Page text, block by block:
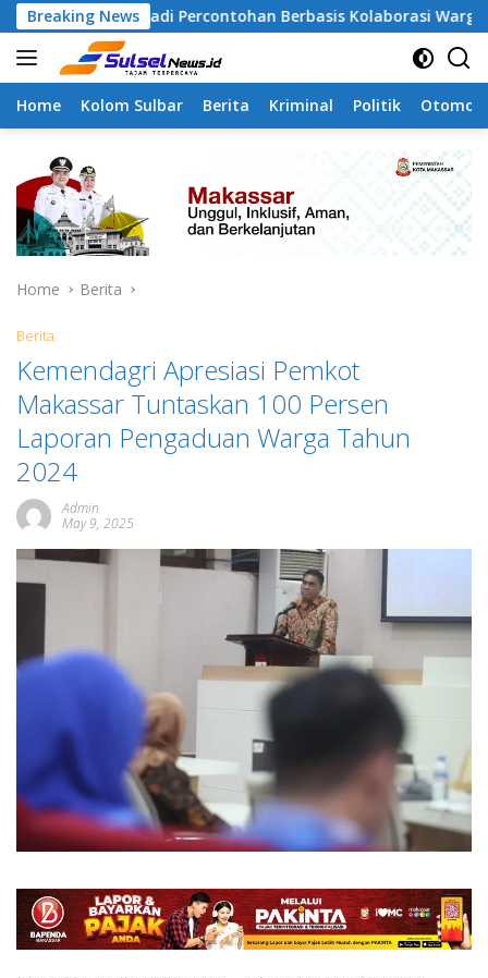
Skip
to
content
Breaking News
Jadi Percontohan Berbasis Kolaborasi Warga Pilah
Home Kolom Sulbar Berita Kriminal Politik
Home Berita
Berita
Kemendagri Apresiasi Pemkot
Makassar Tuntaskan 100 Persen
Laporan Pengaduan Warga Tahun
2024
Admin
May 9, 2025